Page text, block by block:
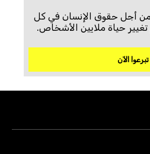
من أجل حقوق الإنسان في كل
حياة ملايين الأشخاص.
تبرعوا الآن